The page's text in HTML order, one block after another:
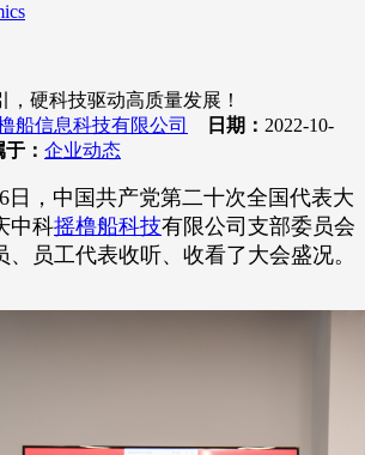
，硬科技驱动高质量发展！
船信息科技有限公司 日期： 2022-10-
于： 企业动态
，中国共产党第二十次全国代表大
中科摇橹船科技有限公司支部委员会
员工代表收听、收看了大会盛况。